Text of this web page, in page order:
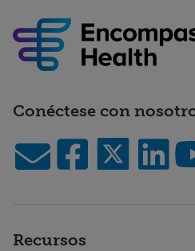
Conéctese con
Recursos